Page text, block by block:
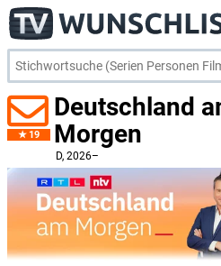
19
Deutschland
Morgen
D, 2026–